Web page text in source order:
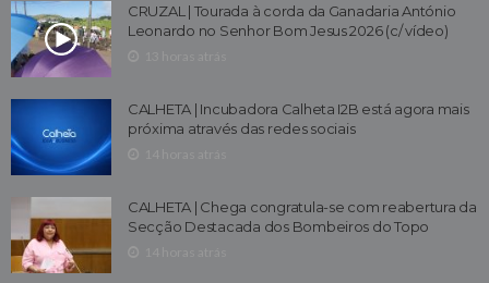
CRUZAL | Tourada à corda da Ganadaria António
Leonardo no Senhor Bom Jesus 2026 (c/ vídeo)
CALHETA | Incubadora Calheta I2B está agora mais
próxima através das redes sociais
CALHETA | Chega congratula-se com reabertura da
Secção Destacada dos Bombeiros do Topo